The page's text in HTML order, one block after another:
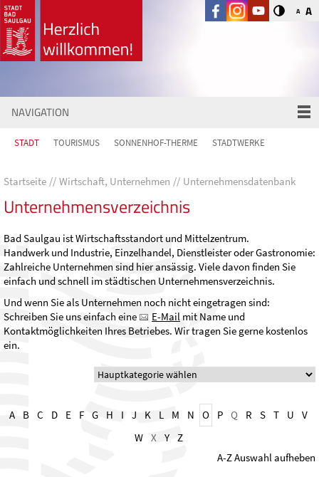
A A
NAVIGATION
STADT TOURISMUS SONNENHOF-THERME STADTWERKE
Startseite Wirtschaft, Unternehmen Unternehmensdatenbank
Unternehmensverzeichnis
Bad Saulgau ist Wirtschaftsstandort und Mittelzentrum.
Handwerk und Industrie, Einzelhandel, Dienstleister oder Gastronomie:
Zahlreiche Unternehmen sind hier ansässig. Viele davon finden Sie
einfach und schnell im städtischen Unternehmensverzeichnis.
Und wenn Sie als Unternehmen noch nicht eingetragen sind:
Schreiben Sie uns einfach eine
E-Mail mit Name und
Kontaktmöglichkeiten Ihres Betriebes. Wir tragen Sie gerne kostenlos
ein.
A B C D E F G H I J K L M N O P Q R S T U
V
W
X Y
Z
A-Z Auswahl aufheben